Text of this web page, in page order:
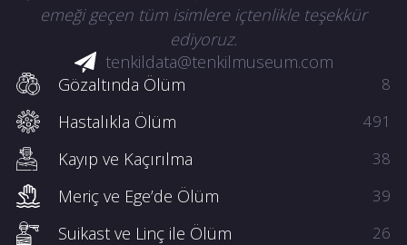
emeği geçen tüm isimlere içtenlikle teşekkür
ediyoruz.
tenkildata@tenkilmuseum.com
Gözaltında Ölüm
8
Hastalıkla Ölüm 491
Kayıp ve Kaçırılma 38
Meriç ve Ege’de Ölüm 39
Suikast ve Linç ile Ölüm 26